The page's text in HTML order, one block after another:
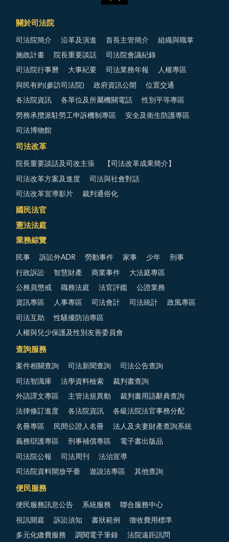
關於司法院
司法院簡介 沿革及演進 首長主管簡介 組織與職掌
施政計畫 院長重要談話 司法院會議紀錄
司法院行事曆 大事紀要 司法業務年報 人權專區
與民有約(參訪司法院) 政府資訊公開 位置交通
各法院資訊 各單位及所屬機關電話 性別平等專區
勞務承攬派駐勞工申訴機制專區 安全及衛生防護專區
司法博物館
司法改革
院長重要談話及司改主張 【司法改革成果簡介】
司法改革方案及進度 司法與社會對話
司法改革宣導影片 裁判通俗化
國民法官
憲法法庭
業務綜覽
民事 訴訟外ADR 勞動事件 家事 少年 刑事
行政訴訟 智慧財產 商業事件 大法庭專區
公務員懲戒 職務法庭 法官評鑑 公證業務
資訊專區 人事專區 司法會計 司法統計 政風專區
司法互助 性騷擾防治專區
人權與兒少保護及性別友善委員會
查詢服務
案件相關查詢 司法新聞查詢 司法公告查詢
司法智識庫 法學資料檢索 裁判書查詢
外語譯文專區 主管法規異動 裁判書用語辭典查詢
法律修訂進度 各法院資訊 各級法院法官事務分配
名冊專區 民間公證人名冊 法人及夫妻財產查詢系統
義務辯護專區 刑事補償專區 電子書出版品
司法院公報 司法周刊 法治宣導
司法院資料開放平臺 遊說法專區 其他查詢
便民服務
便民服務訊息公告 系統服務 聯合服務中心
視訊開庭 訴訟須知 書狀範例 徵收費用標準
多元化繳費服務 調閱電子筆錄 法院遠距訊問